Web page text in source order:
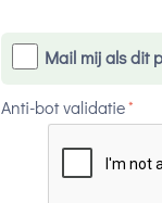
Mail mij als dit
Anti-bot validatie